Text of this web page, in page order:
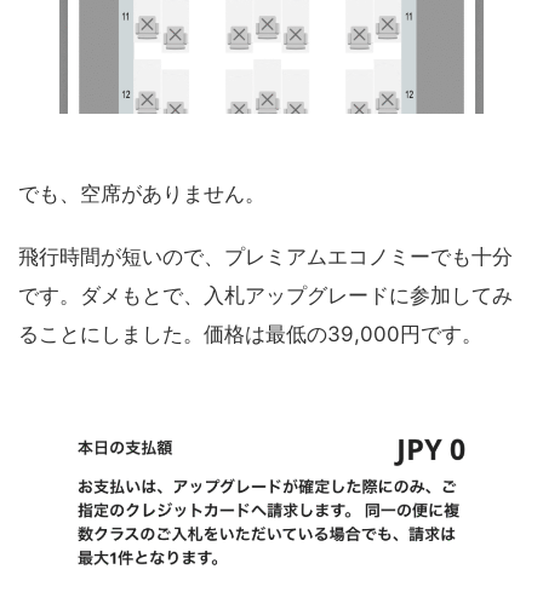
でも、空席がありません。
飛行時間が短いので、プレミアムエコノミーでも十分
です。ダメもとで、入札アップグレードに参加してみ
ることにしました。価格は最低の39,000円です。